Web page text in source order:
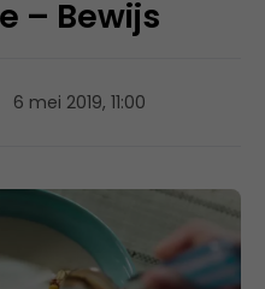
– Bewijs
6 mei 2019, 11:00